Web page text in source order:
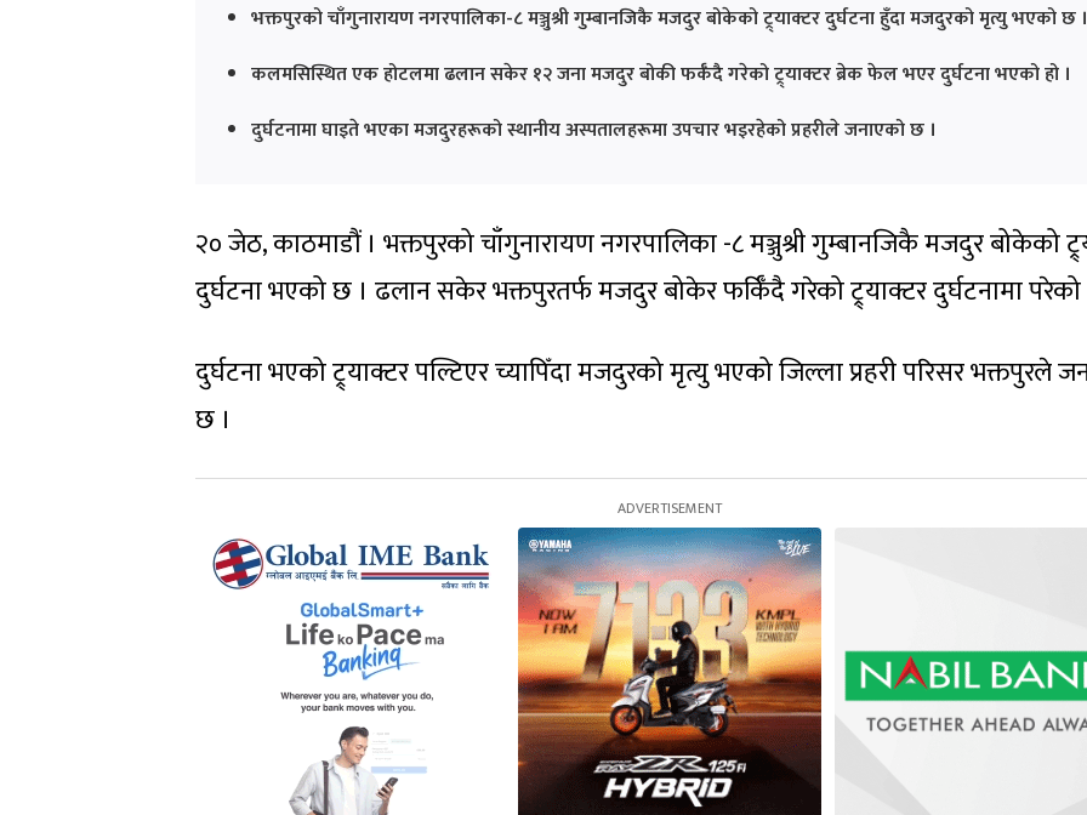
भक्तपुरको चाँगुनारायण नगरपालिका-८ मञ्जुश्री गुम्बानजिकै मजदुर बोकेको ट्र्याक्टर दुर्घटना हुँदा मजदुरको मृत्यु भएको छ ।
कलमसिस्थित एक होटलमा ढलान सकेर १२ जना मजदुर बोकी फर्कँदै गरेको ट्र्याक्टर ब्रेक फेल भएर दुर्घटना भएको हो ।
दुर्घटनामा घाइते भएका मजदुरहरूको स्थानीय अस्पतालहरूमा उपचार भइरहेको प्रहरीले जनाएको छ ।
२० जेठ, काठमाडौं । भक्तपुरको चाँगुनारायण नगरपालिका -८ मञ्जुश्री गुम्बानजिकै मजदुर बोकेको
दुर्घटना भएको छ । ढलान सकेर भक्तपुरतर्फ मजदुर बोकेर फर्किँदै गरेको ट्र्याक्टर दुर्घटनामा परेको
दुर्घटना भएको ट्र्याक्टर पल्टिएर च्यापिँदा मजदुरको मृत्यु भएको जिल्ला प्रहरी परिसर भक्तपुरले
छ ।